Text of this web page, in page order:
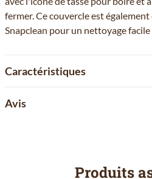
fermer. Ce couvercle est
Snapclean pour un nettoyage facile
Caractéristiques
Avis
Produits